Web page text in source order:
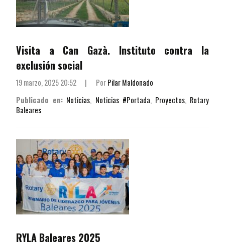
Visita a Can Gazà. Instituto contra la
exclusión social
19 marzo, 2025 20:52 | PorPilar Maldonado
Publicado en: Noticias, Noticias #Portada, Proyectos, Rotary
Baleares
RYLA Baleares 2025